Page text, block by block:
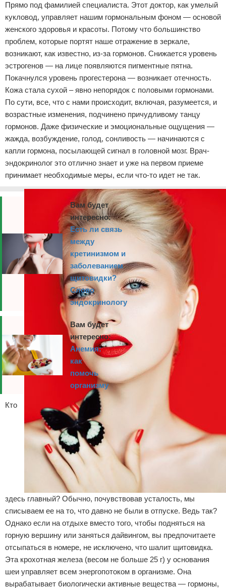
Прямо под фамилией специалиста. Этот доктор, как умелый
кукловод, управляет нашим гормональным фоном — основой
женского здоровья и красоты. Потому что большинство
проблем, которые портят наше отражение в зеркале,
возникают, как известно, из-за гормонов. Снижается уровень
эстрогенов — на лице появляются пигментные пятна.
Покачнулся уровень прогестерона — возникает отечность.
Кожа стала сухой – явно непорядок с половыми гормонами.
По сути, все, что с нами происходит, включая, разумеется, и
возрастные изменения, подчинено причудливому танцу
гормонов. Даже физические и эмоциональные ощущения —
жажда, возбуждение, голод, сонливость — начинаются с
капли гормона, посылающей сигнал в головной мозг. Врач-
эндокринолог это отлично знает и уже на первом приеме
принимает необходимые меры, если что-то идет не так.
Вам будет
интересно:
Есть ли связь
между
кретинизмом и
заболеванием
щитовидки?
Слово
эндокринологу
Вам будет
интересно:
Анемия:
как
помочь
организму
Кто
здесь главный? Обычно, почувствовав усталость, мы
списываем ее на то, что давно не были в отпуске. Ведь так?
Однако если на отдыхе вместо того, чтобы подняться на
горную вершину или заняться дайвингом, вы предпочитаете
отсыпаться в номере, не исключено, что шалит щитовидка.
Эта крохотная железа (весом не больше 25 г) у основания
шеи управляет всем энергопотоком в организме. Она
вырабатывает биологически активные вещества — гормоны,